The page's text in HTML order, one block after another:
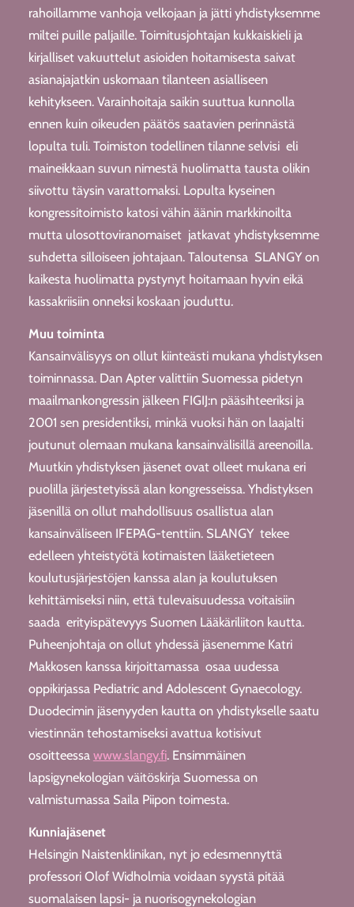
rahoillamme vanhoja velkojaan ja jätti yhdistyksemme
miltei puille paljaille. Toimitusjohtajan kukkaiskieli ja
kirjalliset vakuuttelut asioiden hoitamisesta saivat
asianajajatkin uskomaan tilanteen asialliseen
kehitykseen. Varainhoitaja saikin suuttua kunnolla
ennen kuin oikeuden päätös saatavien perinnästä
lopulta tuli. Toimiston todellinen tilanne selvisi eli
maineikkaan suvun nimestä huolimatta tausta olikin
siivottu täysin varattomaksi. Lopulta kyseinen
kongressitoimisto katosi vähin äänin markkinoilta
mutta ulosottoviranomaiset jatkavat yhdistyksemme
suhdetta silloiseen johtajaan. Taloutensa SLANGY on
kaikesta huolimatta pystynyt hoitamaan hyvin eikä
kassakriisiin onneksi koskaan jouduttu.
Muu toiminta
Kansainvälisyys on ollut kiinteästi mukana yhdistyksen
toiminnassa. Dan Apter valittiin Suomessa pidetyn
maailmankongressin jälkeen FIGIJ:n pääsihteeriksi ja
2001 sen presidentiksi, minkä vuoksi hän on laajalti
joutunut olemaan mukana kansainvälisillä areenoilla.
Muutkin yhdistyksen jäsenet ovat olleet mukana eri
puolilla järjestetyissä alan kongresseissa. Yhdistyksen
jäsenillä on ollut mahdollisuus osallistua alan
kansainväliseen IFEPAG-tenttiin. SLANGY tekee
edelleen yhteistyötä kotimaisten lääketieteen
koulutusjärjestöjen kanssa alan ja koulutuksen
kehittämiseksi niin, että tulevaisuudessa voitaisiin
saada erityispätevyys Suomen Lääkäriliiton kautta.
Puheenjohtaja on ollut yhdessä jäsenemme Katri
Makkosen kanssa kirjoittamassa osaa uudessa
oppikirjassa Pediatric and Adolescent Gynaecology.
Duodecimin jäsenyyden kautta on yhdistykselle saatu
viestinnän tehostamiseksi avattua kotisivut
osoitteessa www.slangy.fi. Ensimmäinen
lapsigynekologian väitöskirja Suomessa on
valmistumassa Saila Piipon toimesta.
Kunniajäsenet
Helsingin Naistenklinikan, nyt jo edesmennyttä
professori Olof Widholmia voidaan syystä pitää
suomalaisen lapsi- ja nuorisogynekologian